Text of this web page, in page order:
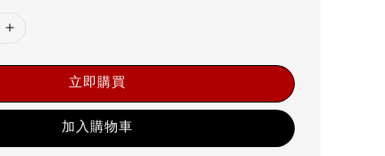
立即購買
加入購物車